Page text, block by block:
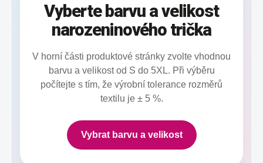
Vyberte barvu a velikost
narozeninového trička
V horní části produktové stránky zvolte vhodnou
barvu a velikost od S do 5XL. Při výběru
počítejte s tím, že výrobní tolerance rozměrů
textilu je ± 5 %.
Vybrat barvu a velikost